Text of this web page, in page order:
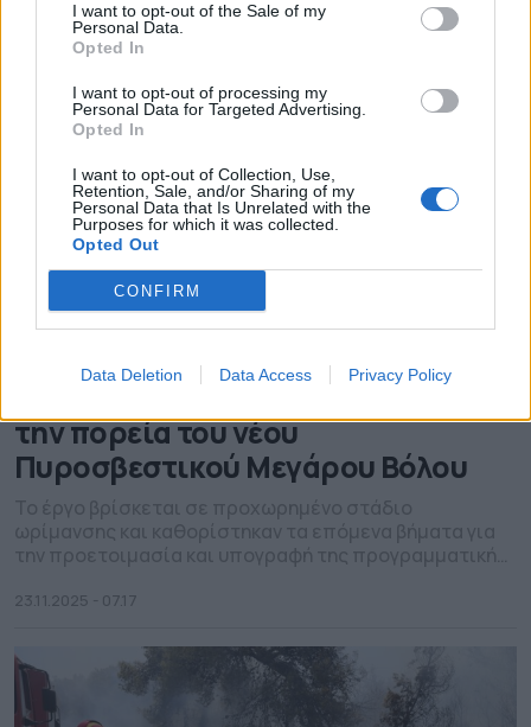
I want to opt-out of the Sale of my
Personal Data.
Opted In
I want to opt-out of processing my
Personal Data for Targeted Advertising.
Opted In
I want to opt-out of Collection, Use,
Retention, Sale, and/or Sharing of my
Personal Data that Is Unrelated with the
Purposes for which it was collected.
Opted Out
CONFIRM
Data Deletion Data Access Privacy Policy
Υπουργός Κλιματικής Κρίσης και Πολιτικής
Προστασίας, Γιάννης Κεφαλογιάννης, άνοιξε την
ομιλία του στην εκδήλωση που πραγματοποιήθηκε
στο Κέντρο Πολιτισμού Ίδρυμα Σταύρος Νιάρχος,
όπου […]
26.11.2025 - 08.45
Συνάντηση Κουρέτα – Μακρή για
την πορεία του νέου
Πυροσβεστικού Μεγάρου Βόλου
Θεσσαλίας
23.11.2025 - 07.17